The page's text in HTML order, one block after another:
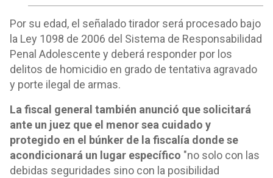
Por su edad, el señalado tirador será procesado bajo
la Ley 1098 de 2006 del Sistema de Responsabilidad
Penal Adolescente y deberá responder por los
delitos de homicidio en grado de tentativa agravado
y porte ilegal de armas.
La fiscal general también anunció que solicitará
ante un juez que el menor sea cuidado y
protegido en el búnker de la fiscalía donde se
acondicionará un lugar específico "no solo con las
debidas seguridades sino con la posibilidad